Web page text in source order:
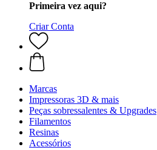
Primeira vez aqui?
Criar Conta
Marcas
Impressoras 3D & mais
Peças sobressalentes & Upgrades
Filamentos
Resinas
Acessórios